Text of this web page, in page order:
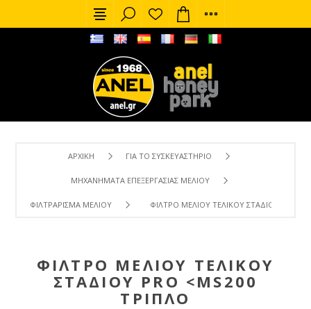
ΑΡΧΙΚΉ ΓΙΑ ΤΟ ΣΥΣΚΕΥΑΣΤΉΡΙΟ
ΜΗΧΑΝΉΜΑΤΑ ΕΠΕΞΕΡΓΑΣΊΑΣ ΜΕΛΙΟΎ
ΦΙΛΤΡΆΡΙΣΜΑ ΜΕΛΙΟΎ ΦΊΛΤΡΟ ΜΕΛΙΟΎ ΤΕΛΙΚΟΎ ΣΤΑΔΊΟΥ PRO
ΦΊΛΤΡΟ ΜΕΛΙΟΎ ΤΕΛΙΚΟΎ
ΣΤΑΔΊΟΥ PRO <MS200
ΤΡΙΠΛΌ